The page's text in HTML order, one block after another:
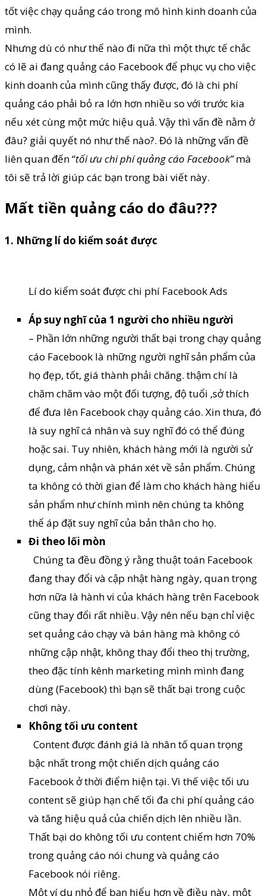
tốt việc chạy quảng cáo trong mô hình kinh doanh của
mình.
Nhưng dù có như thế nào đi nữa thì một thực tế chắc
có lẽ ai đang quảng cáo Facebook để phục vụ cho việc
kinh doanh của mình cũng thấy được, đó là chi phí
quảng cáo phải bỏ ra lớn hơn nhiều so với trước kia
nếu xét cùng một mức hiệu quả. Vậy thì vấn đề nằm ở
đâu? giải quyết nó như thế nào?. Đó là những vấn đề
liên quan đến “tối ưu chi phí quảng cáo Facebook”mà
tôi sẽ trả lời giúp các bạn trong bài viết này.
Mất tiền quảng cáo do đâu???
1. Những lí do kiểm soát được
Lí do kiểm soát được chi phí Facebook Ads
Áp suy nghĩ của 1 người cho nhiều người
– Phần lớn những người thất bại trong chạy quảng
cáo Facebook là những người nghĩ sản phẩm của
họ đẹp, tốt, giá thành phải chăng. thậm chí là
chăm chăm vào một đối tượng, độ tuổi ,sở thích
để đưa lên Facebook chạy quảng cáo. Xin thưa, đó
là suy nghĩ cá nhân và suy nghĩ đó có thể đúng
hoặc sai. Tuy nhiên, khách hàng mới là người sử
dụng, cảm nhận và phán xét về sản phẩm. Chúng
ta không có thời gian để làm cho khách hàng hiểu
sản phẩm như chính mình nên chúng ta không
thể áp đặt suy nghĩ của bản thân cho họ.
Đi theo lối mòn
Chúng ta đều đồng ý rằng thuật toán Facebook
đang thay đổi và cập nhật hàng ngày, quan trọng
hơn nữa là hành vi của khách hàng trên Facebook
cũng thay đổi rất nhiều. Vậy nên nếu bạn chỉ việc
set quảng cáo chạy và bán hàng mà không có
những cập nhật, không thay đổi theo thị trường,
theo đặc tính kênh marketing mình mình đang
dùng (Facebook) thì bạn sẽ thất bại trong cuộc
chơi này.
Không tối ưu content
Content được đánh giá là nhân tố quan trọng
bậc nhất trong một chiến dịch quảng cáo
Facebook ở thời điểm hiện tại. Vì thế việc tối ưu
content sẽ giúp hạn chế tối đa chi phí quảng cáo
và tăng hiệu quả của chiến dịch lên nhiều lần.
Thất bại do không tối ưu content chiếm hơn 70%
trong quảng cáo nói chung và quảng cáo
Facebook nói riêng.
Một ví dụ nhỏ để bạn hiểu hơn về điều này, một